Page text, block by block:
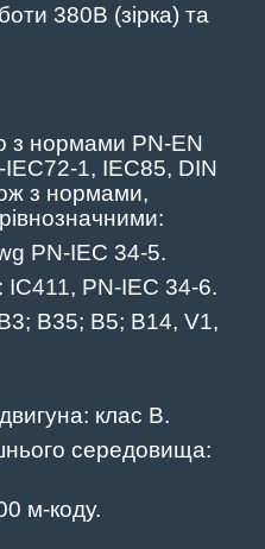
380В (зірка) та
з нормами PN-EN
-IEC72-1, IEC85, DIN
з нормами,
PN-IEC 34-5.
PN-IEC 34-6.
3; B35; B5; B14, V1,
клас B.
середовища:
м-коду.